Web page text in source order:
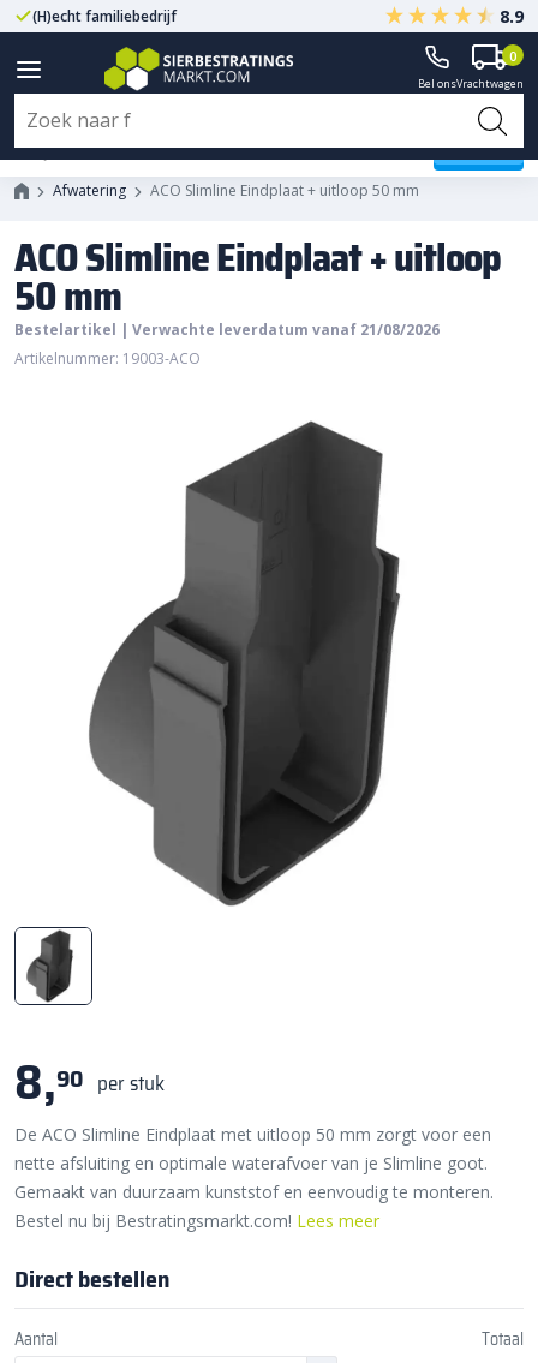
(H)echt familiebedrijf Gegarandeerd A-kwaliteit
8.9
Bel onsVrachtwagen
0
Afwatering ACO Slimline Eindplaat + uitloop 50 mm
ACO Slimline Eindplaat + uitloop
50 mm
Bestelartikel | Verwachte leverdatum vanaf 21/08/2026
Artikelnummer: 19003-ACO
8,90 per stuk
De ACO Slimline Eindplaat met uitloop 50 mm zorgt voor een
nette afsluiting en optimale waterafvoer van je Slimline goot.
Gemaakt van duurzaam kunststof en eenvoudig te monteren.
Bestel nu bij Bestratingsmarkt.com! Lees meer
Direct bestellen
Aantal Totaal
ACO Slimline Eindplaat + uitloop
50 mm